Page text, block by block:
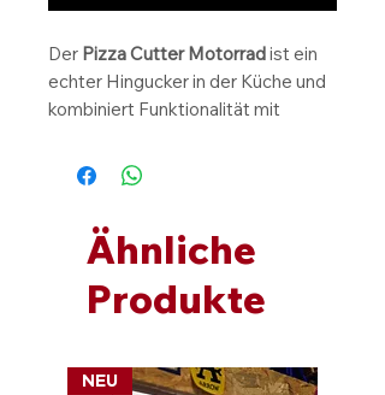
Der Pizza Cutter Motorradist ein
echter Hingucker in der Küche und
kombiniert Funktionalität mit
einzigartigen Motorrad-Look
schneidet dieser Pizzaschneider
Stücke.
Stahl sorgt für präzises Schneiden,
Ähnliche
Produkte
NEU